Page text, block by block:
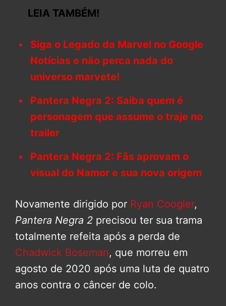
LEIA TAMBÉM!
Siga o Legado da Marvel no Google
Notícias e não perca nada do
universo marvete!
Pantera Negra 2: Saiba quem é
personagem que assume o traje no
trailer
Pantera Negra 2: Fãs aprovam o
visual do Namor e sua nova origem
Novamente dirigido por Ryan Coogler,
Pantera Negra 2 precisou ter sua trama
totalmente refeita após a perda de
Chadwick Boseman, que morreu em
agosto de 2020 após uma luta de quatro
anos contra o câncer de colo.